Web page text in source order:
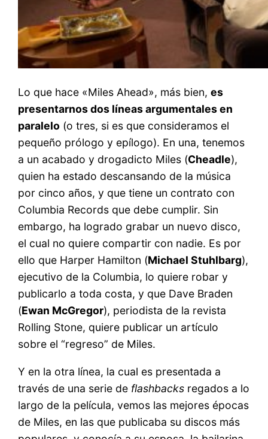
Lo que hace «Miles Ahead», más bien,es
presentarnos dos líneas argumentales en
paralelo (o tres, si es que consideramos el
pequeño prólogo y epílogo). En una, tenemos
a un acabado y drogadicto Miles (Cheadle),
quien ha estado descansando de la música
por cinco años, y que tiene un contrato con
Columbia Records que debe cumplir. Sin
embargo, ha logrado grabar un nuevo disco,
el cual no quiere compartir con nadie. Es por
ello que Harper Hamilton (Michael Stuhlbarg),
ejecutivo de la Columbia, lo quiere robar y
publicarlo a toda costa, y que Dave Braden
(Ewan McGregor), periodista de la revista
Rolling Stone, quiere publicar un artículo
sobre el “regreso” de Miles.
Y en la otra línea, la cual es presentada a
través de una serie de flashbacks regados a lo
largo de la película, vemos las mejores épocas
de Miles, en las que publicaba su discos más